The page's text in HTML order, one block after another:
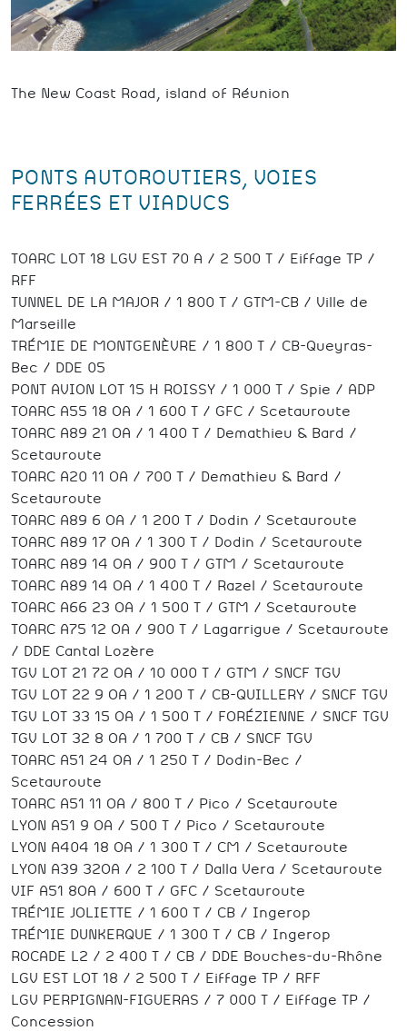
The New Coast Road, island of Réunion
PONTS AUTOROUTIERS, VOIES
FERRÉES ET VIADUCS
TOARC LOT 18 LGV EST 70 A / 2 500 T / Eiffage TP /
RFF
TUNNEL DE LA MAJOR / 1 800 T / GTM-CB / Ville de
Marseille
TRÉMIE DE MONTGENÈVRE / 1 800 T / CB-Queyras-
Bec / DDE 05
PONT AVION LOT 15 H ROISSY / 1 000 T / Spie / ADP
TOARC A55 18 OA / 1 600 T / GFC / Scetauroute
TOARC A89 21 OA / 1 400 T / Demathieu & Bard /
Scetauroute
TOARC A20 11 OA / 700 T / Demathieu & Bard /
Scetauroute
TOARC A89 6 OA / 1 200 T / Dodin / Scetauroute
TOARC A89 17 OA / 1 300 T / Dodin / Scetauroute
TOARC A89 14 OA / 900 T / GTM / Scetauroute
TOARC A89 14 OA / 1 400 T / Razel / Scetauroute
TOARC A66 23 OA / 1 500 T / GTM / Scetauroute
TOARC A75 12 OA / 900 T / Lagarrigue / Scetauroute
/ DDE Cantal Lozère
TGV LOT 21 72 OA / 10 000 T / GTM / SNCF TGV
TGV LOT 22 9 OA / 1 200 T / CB-QUILLERY / SNCF TGV
TGV LOT 33 15 OA / 1 500 T / FORÉZIENNE / SNCF TGV
TGV LOT 32 8 OA / 1 700 T / CB / SNCF TGV
TOARC A51 24 OA / 1 250 T / Dodin-Bec /
Scetauroute
TOARC A51 11 OA / 800 T / Pico / Scetauroute
LYON A51 9 OA / 500 T / Pico / Scetauroute
LYON A404 18 OA / 1 300 T / CM / Scetauroute
LYON A39 32OA / 2 100 T / Dalla Vera / Scetauroute
VIF A51 8OA / 600 T / GFC / Scetauroute
TRÉMIE JOLIETTE / 1 600 T / CB / Ingerop
TRÉMIE DUNKERQUE / 1 300 T / CB / Ingerop
ROCADE L2 / 2 400 T / CB / DDE Bouches-du-Rhône
LGV EST LOT 18 / 2 500 T / Eiffage TP / RFF
LGV PERPIGNAN-FIGUERAS / 7 000 T / Eiffage TP /
Concession